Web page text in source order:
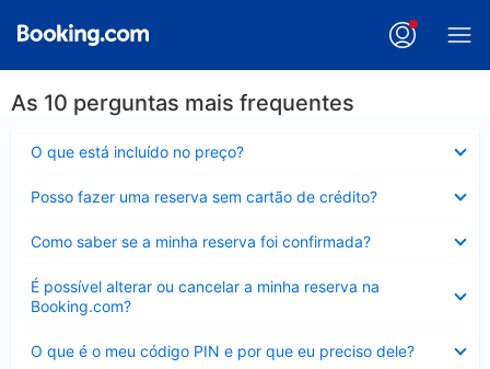
As 10 perguntas mais frequentes
O que está incluído no preço?
Posso fazer uma reserva sem cartão de crédito?
Como saber se a minha reserva foi confirmada?
É possível alterar ou cancelar a minha reserva na
Booking.com?
Contraído
O que é o meu código PIN e por que eu preciso dele?